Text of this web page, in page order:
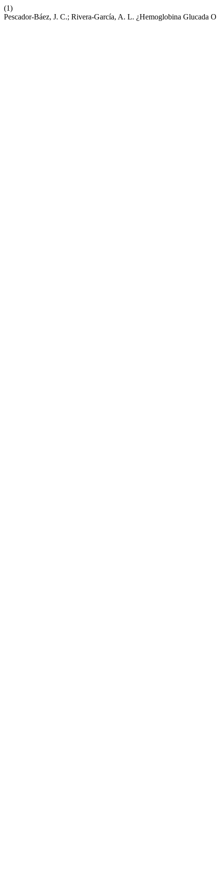
(1)
Pescador-Báez, J. C.; Rivera-García, A. L. ¿Hemoglobina Glucada